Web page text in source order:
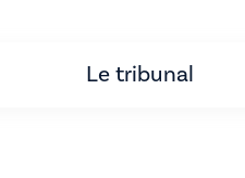
Le tribunal